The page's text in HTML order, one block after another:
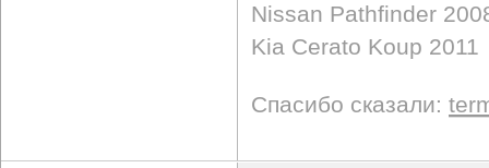
Nissan Pathfinder
Kia Cerato Koup 2011
Спасибо сказали: